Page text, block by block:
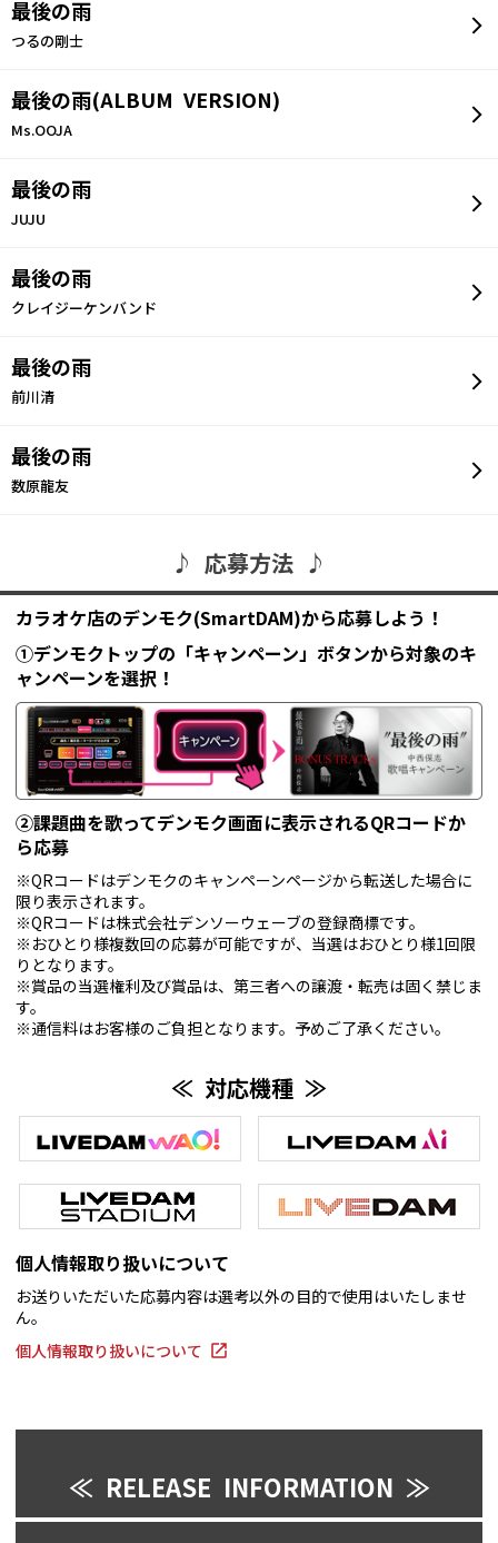
最後の雨
つるの剛士
最後の雨(ALBUM VERSION)
Ms.OOJA
最後の雨
JUJU
最後の雨
クレイジーケンバンド
最後の雨
前川清
最後の雨
数原龍友
♪ 応募方法 ♪
カラオケ店のデンモク(SmartDAM)から応募しよう！
①デンモクトップの「キャンペーン」ボタンから対象のキ
ャンペーンを選択！
②課題曲を歌ってデンモク画面に表示されるQRコードか
ら応募
※QRコードはデンモクのキャンペーンページから転送した場合に
限り表示されます。
※QRコードは株式会社デンソーウェーブの登録商標です。
※おひとり様複数回の応募が可能ですが、当選はおひとり様1回限
りとなります。
※賞品の当選権利及び賞品は、第三者への譲渡・転売は固く禁じま
す。
※通信料はお客様のご負担となります。予めご了承ください。
≪ 対応機種 ≫
個人情報取り扱いについて
お送りいただいた応募内容は選考以外の目的で使用はいたしませ
ん。
個人情報取り扱いについて
≪ RELEASE INFORMATION ≫